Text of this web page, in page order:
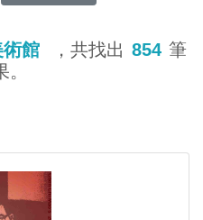
術館 ，共找出 854 筆